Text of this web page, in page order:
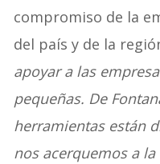
compromiso de la
del país y de la
apoyar a las
pequeñas. De
herramientas están
nos acerquemos a